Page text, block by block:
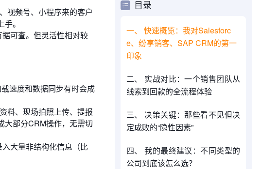
视频号、小程序来的客户
。
可查。但灵活性相对较
速度和数据同步有时会成
料、现场拍照上传、提报
大部分CRM操作，无需切
大量非结构化信息（比
目录
一、 快速概览：我对Salesforc
e、纷享销客、SAP CRM的第一
印象
二、 实战对比：一个销售团队从
线索到回款的全流程体验
三、 决策关键：那些看不见但决
定成败的“隐性因素”
四、 我的最终建议：不同类型的
公司到底该怎么选？